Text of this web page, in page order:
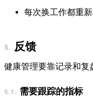
每次换工作都重
反馈
健康管理要靠记录和复
需要跟踪的指标